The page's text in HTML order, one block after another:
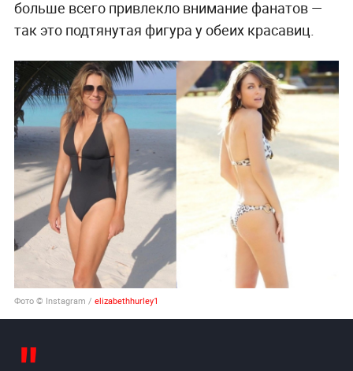
больше всего привлекло внимание фанатов —
так это подтянутая фигура у обеих красавиц.
Фото © Instagram / elizabethhurley1